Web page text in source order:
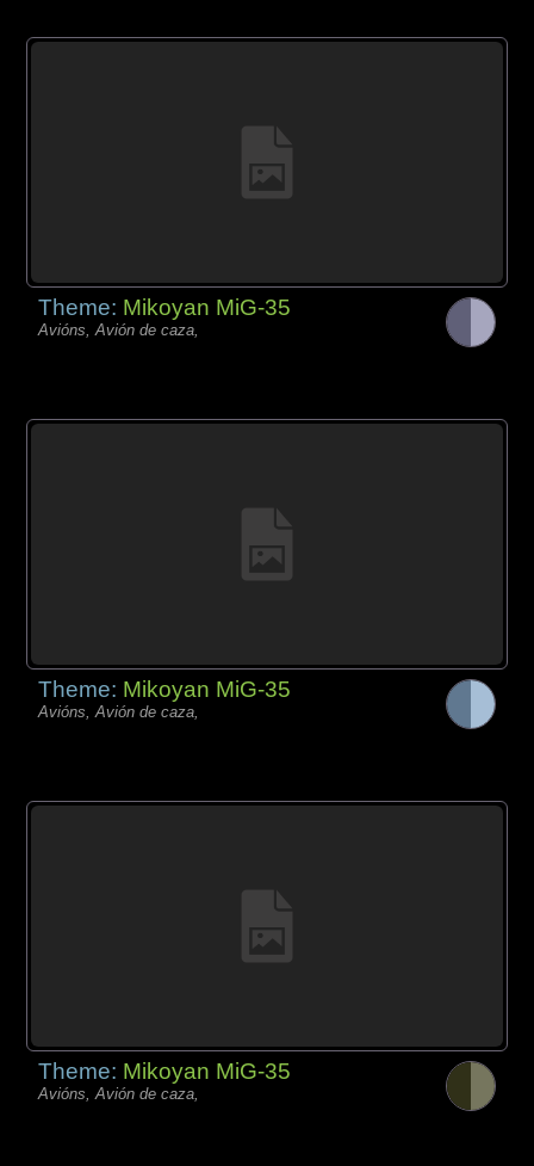
Theme: Mikoyan MiG-35
Avións, Avión de caza,
Theme: Mikoyan MiG-35
Avións, Avión de caza,
Theme: Mikoyan MiG-35
Avións, Avión de caza,